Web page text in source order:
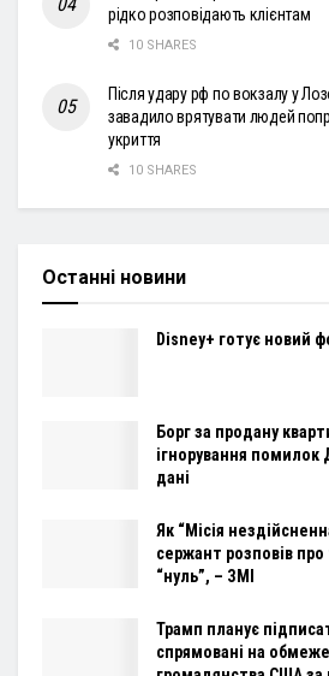
рідко розповідають клієнтам
10 SHARES
Після удару рф по вокзалу у
завадило врятувати людей
укриття
10 SHARES
Останні новини
Disney+ готує новий
Борг за продану
ігнорування помилок
дані
Як “Місія
сержант розповів
“нуль”, – ЗМІ
Трамп планує
спрямовані на